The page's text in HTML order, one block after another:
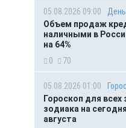
05.08.2026 09:00
Объем продаж
наличными в
на 64%
0
70
05.08.2026 01:00
Гороскоп для всех
зодиака на
августа